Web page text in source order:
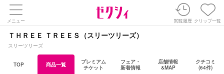
メニュー 閲覧履歴 クリップ一覧
ＴＨＲＥＥ ＴＲＥＥＳ（スリーツリーズ）
スリーツリーズ
TOP 商品一覧
プレミアム
チケット
フェア・
新着情報
店舗情報
&MAP
クチコミ
(64件)